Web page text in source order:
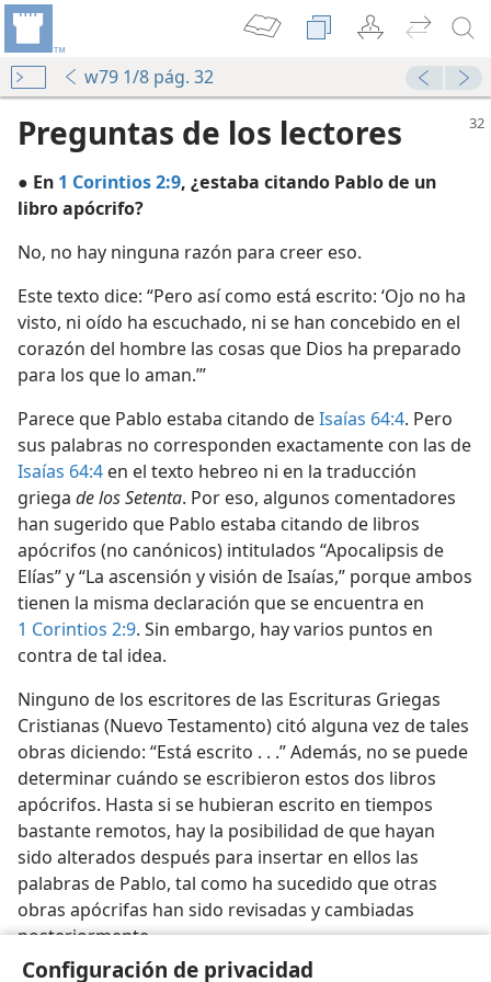
Configuración de privacidad
w79 1/8 pág. 32
civilizada”?
Preguntas de los lectores
● En 1 Corintios 2:9, ¿estaba citando Pablo de un
libro apócrifo?
No, no hay ninguna razón para creer eso.
Este texto dice: “Pero así como está escrito: ‘Ojo no ha
visto, ni oído ha escuchado, ni se han concebido en el
corazón del hombre las cosas que Dios ha preparado
para los que lo aman.’”
Parece que Pablo estaba citando deIsaías 64:4. Pero
sus palabras no corresponden exactamente con las de
Isaías 64:4 en el texto hebreo ni en la traducción
griega de los Setenta. Por eso, algunos comentadores
han sugerido que Pablo estaba citando de libros
apócrifos (no canónicos) intitulados “Apocalipsis de
Elías” y “La ascensión y visión de Isaías,” porque ambos
tienen la misma declaración que se encuentra en
1 Corintios 2:9. Sin embargo, hay varios puntos en
contra de tal idea.
Ninguno de los escritores de las Escrituras Griegas
Cristianas (Nuevo Testamento) citó alguna vez de tales
obras diciendo: “Está escrito . . .” Además, no se puede
determinar cuándo se escribieron estos dos libros
apócrifos. Hasta si se hubieran escrito en tiempos
bastante remotos, hay la posibilidad de que hayan
sido alterados después para insertar en ellos las
palabras de Pablo, tal como ha sucedido que otras
obras apócrifas han sido revisadas y cambiadas
posteriormente.